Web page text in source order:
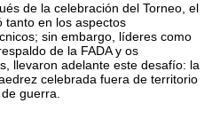
de la celebración del Torneo, el
tanto en los aspectos
sin embargo, líderes como
de la FADA y os
llevaron adelante este desafío: la
celebrada fuera de territorio
guerra.